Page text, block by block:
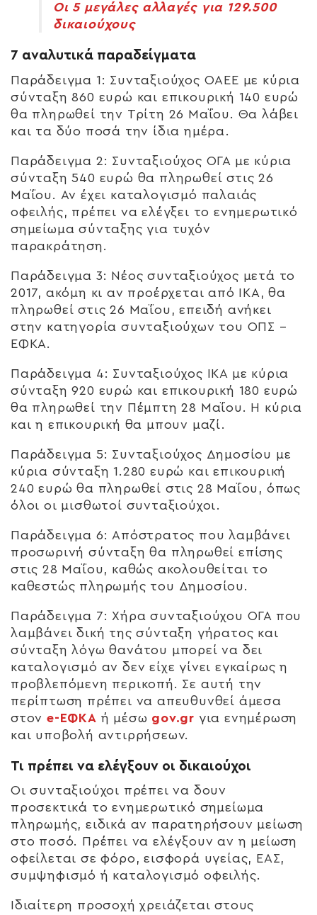
Οι 5 μεγάλες αλλαγές για 129.500
δικαιούχους
7 αναλυτικά παραδείγματα
Παράδειγμα 1: Συνταξιούχος ΟΑΕΕ με κύρια
σύνταξη 860 ευρώ και επικουρική 140 ευρώ
θα πληρωθεί την Τρίτη 26 Μαΐου. Θα λάβει
και τα δύο ποσά την ίδια ημέρα.
Παράδειγμα 2: Συνταξιούχος ΟΓΑ με κύρια
σύνταξη 540 ευρώ θα πληρωθεί στις 26
Μαΐου. Αν έχει καταλογισμό παλαιάς
οφειλής, πρέπει να ελέγξει το ενημερωτικό
σημείωμα σύνταξης για τυχόν
παρακράτηση.
Παράδειγμα 3: Νέος συνταξιούχος μετά το
2017, ακόμη κι αν προέρχεται από ΙΚΑ, θα
πληρωθεί στις 26 Μαΐου, επειδή ανήκει
στην κατηγορία συνταξιούχων του ΟΠΣ –
ΕΦΚΑ.
Παράδειγμα 4: Συνταξιούχος ΙΚΑ με κύρια
σύνταξη 920 ευρώ και επικουρική 180 ευρώ
θα πληρωθεί την Πέμπτη 28 Μαΐου. Η κύρια
και η επικουρική θα μπουν μαζί.
Παράδειγμα 5: Συνταξιούχος Δημοσίου με
κύρια σύνταξη 1.280 ευρώ και επικουρική
240 ευρώ θα πληρωθεί στις 28 Μαΐου, όπως
όλοι οι μισθωτοί συνταξιούχοι.
Παράδειγμα 6: Απόστρατος που λαμβάνει
προσωρινή σύνταξη θα πληρωθεί επίσης
στις 28 Μαΐου, καθώς ακολουθείται το
καθεστώς πληρωμής του Δημοσίου.
Παράδειγμα 7: Χήρα συνταξιούχου ΟΓΑ που
λαμβάνει δική της σύνταξη γήρατος και
σύνταξη λόγω θανάτου μπορεί να δει
καταλογισμό αν δεν είχε γίνει εγκαίρως η
προβλεπόμενη περικοπή. Σε αυτή την
περίπτωση πρέπει να απευθυνθεί άμεσα
στον e-ΕΦΚΑ ή μέσω gov.gr για ενημέρωση
και υποβολή αντιρρήσεων.
Τι πρέπει να ελέγξουν οι δικαιούχοι
Οι συνταξιούχοι πρέπει να δουν
προσεκτικά το ενημερωτικό σημείωμα
πληρωμής, ειδικά αν παρατηρήσουν μείωση
στο ποσό. Πρέπει να ελέγξουν αν η μείωση
οφείλεται σε φόρο, εισφορά υγείας, ΕΑΣ,
συμψηφισμό ή καταλογισμό οφειλής.
Ιδιαίτερη προσοχή χρειάζεται στους